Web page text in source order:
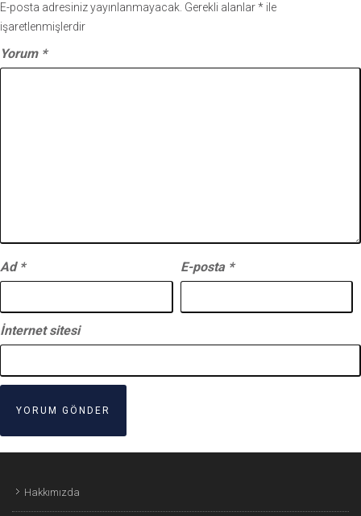
E-posta adresiniz yayınlanmayacak. Gerekli alanlar* ile
işaretlenmişlerdir
Yorum *
Ad * E-posta *
İnternet sitesi
Hakkımızda